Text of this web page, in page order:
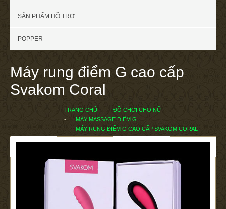
SẢN PHẨM HỖ TRỢ
POPPER
Máy rung điểm G cao cấp
Svakom Coral
TRANG CHỦ
ĐỒ CHƠI CHO NỮ
MÁY MASSAGE ĐIỂM G
MÁY RUNG ĐIỂM G CAO CẤP SVAKOM CORAL